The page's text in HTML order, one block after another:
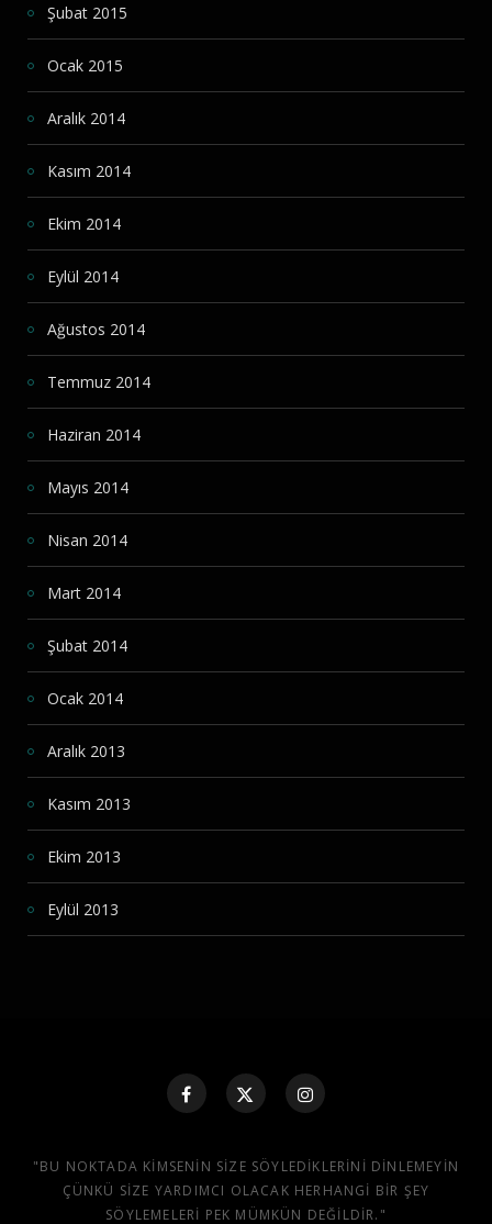
Şubat 2015
Ocak 2015
Aralık 2014
Kasım 2014
Ekim 2014
Eylül 2014
Ağustos 2014
Temmuz 2014
Haziran 2014
Mayıs 2014
Nisan 2014
Mart 2014
Şubat 2014
Ocak 2014
Aralık 2013
Kasım 2013
Ekim 2013
Eylül 2013
"BU NOKTADA KIMSENIN SIZE SÖYLEDIKLERINI DINLEMEYIN
ÇÜNKÜ SIZE YARDIMCI OLACAK HERHANGI BIR ŞEY
SÖYLEMELERI PEK MÜMKÜN DEĞILDIR."